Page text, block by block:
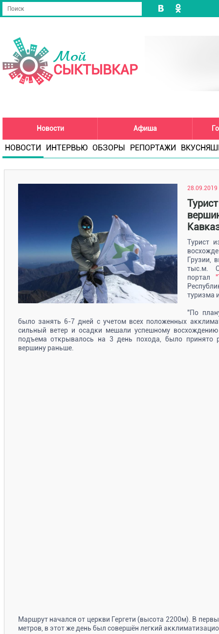
Мой
СЫКТЫВКАР
Новости Афиша
НОВОСТИ ИНТЕРВЬЮ ОБЗОРЫ РЕПОРТАЖИ
28.09.2019
Турист
Грузии,
тыс.м.
портал
туризма
"По
было занять 6-7 дней с учетом всех положенных
сильный ветер и осадки мешали успешному
подъема открывалось на 3 день похода, было принято
вершину раньше.
Маршрут начался от церкви Гергети (высота 2200м). В
метров, в этот же день был совершён легкий